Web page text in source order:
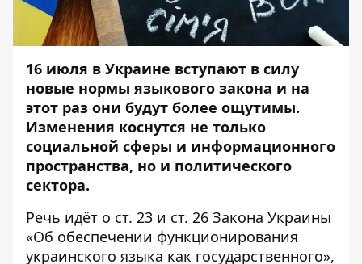
16 июля в Украине вступают в силу
новые нормы языкового закона и на
этот раз они будут более ощутимы.
Изменения коснутся не только
социальной сферы и информационного
пространства, но и политического
сектора.
Речь идёт о ст. 23 и ст. 26 Закона Украины
«Об обеспечении функционирования
украинского языка как государственного»,